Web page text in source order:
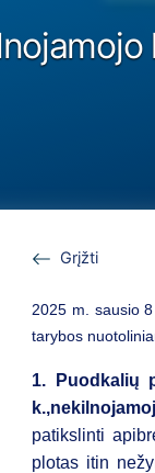
Grįžti
2025 m. sausio
tarybos
1. Puodkalių
k.,
patikslinti
plotas itin